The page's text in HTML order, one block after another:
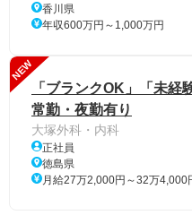
香川県
年収600万円～1,000万円
NEW
「ブランクOK」「未経
常勤・夜勤有り
大塚外科・内科
正社員
徳島県
月給27万2,000円～32万4,000